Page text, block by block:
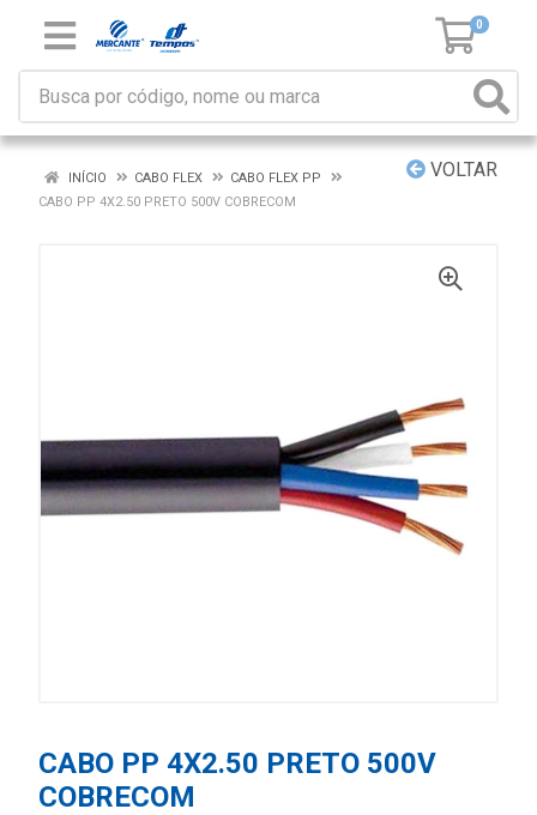
0
VOLTAR
INÍCIO CABO FLEX
CABO FLEX PP
CABO PP 4X2.50 PRETO 500V COBRECOM
CABO PP 4X2.50 PRETO 500V
COBRECOM